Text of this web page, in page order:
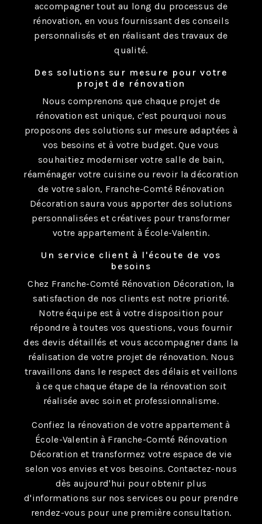
accompagner tout au long du processus de
rénovation, en vous fournissant des conseils
personnalisés et en réalisant des travaux de
qualité.
Des solutions sur mesure pour votre
projet de rénovation
Nous comprenons que chaque projet de
rénovation est unique, c'est pourquoi nous
proposons des solutions sur mesure adaptées à
vos besoins et à votre budget. Que vous
souhaitiez moderniser votre salle de bain,
réaménager votre cuisine ou revoir la décoration
de votre salon, Franche-Comté Rénovation
Décoration saura vous apporter des solutions
personnalisées et créatives pour transformer
votre appartement à École-Valentin.
Un service client à l'écoute de vos
besoins
Chez Franche-Comté Rénovation Décoration, la
satisfaction de nos clients est notre priorité.
Notre équipe est à votre disposition pour
répondre à toutes vos questions, vous fournir
des devis détaillés et vous accompagner dans la
réalisation de votre projet de rénovation. Nous
travaillons dans le respect des délais et veillons
à ce que chaque étape de la rénovation soit
réalisée avec soin et professionnalisme.
Confiez la rénovation de votre appartement à
École-Valentin à Franche-Comté Rénovation
Décoration et transformez votre espace de vie
selon vos envies et vos besoins. Contactez-nous
dès aujourd'hui pour obtenir plus
d'informations sur nos services ou pour prendre
rendez-vous pour une première consultation.